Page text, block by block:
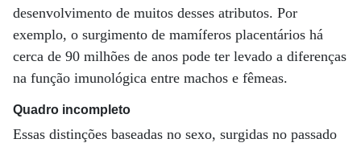
desenvolvimento de muitos desses atributos. Por
exemplo, o surgimento de mamíferos placentários há
cerca de 90 milhões de anos pode ter levado a diferenças
na função imunológica entre machos e fêmeas.
Quadro incompleto
Essas distinções baseadas no sexo, surgidas no passado